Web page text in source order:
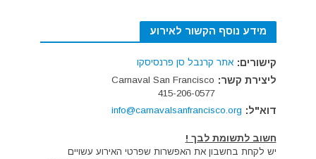
מידע נוסף הקשור לאירוע
קישורים: אתר קרנבל סן פרנסיסקו
ליצירת קשר: Carnaval San Francisco
415-206-0577
דוא"ל: info@carnavalsanfrancisco.org
חשוב לתשומת לבך !
יש לקחת בחשבון את האפשרות שפרטי האירוע עשויים